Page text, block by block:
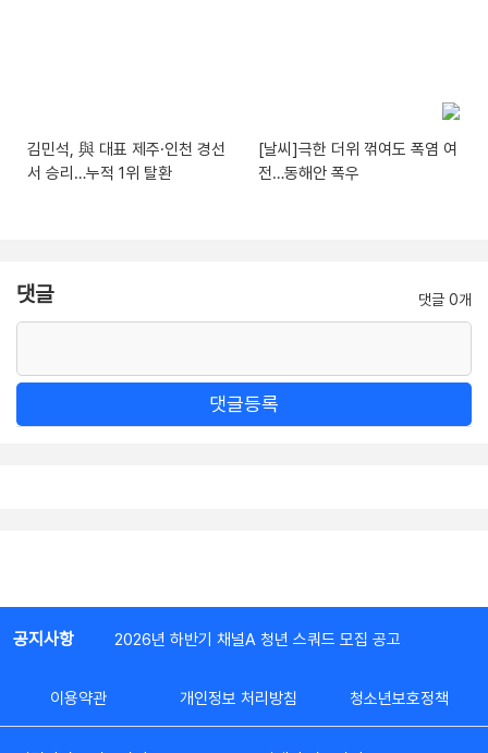
김민석, 與 대표 제주·인천 경선
서 승리…누적 1위 탈환
[날씨]극한 더위 꺾여도 폭염 여
전…동해안 폭우
댓글 댓글 0개
댓글등록
공지사항 2026년 하반기 채널A 청년 스쿼드 모집 공고
이용약관 개인정보 처리방침 청소년보호정책